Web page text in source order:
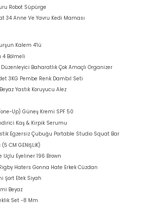
Robot Süpürge
34 Anne Ve Yavru Kedi Maması
Kalem 4'lü
4 Bölmeli
Düzenleyici Baharatlık Çok Amaçlı Organizer
3KG Pembe Renk Dambıl Seti
Yastık Koruyucu Alez
Up) Güneş Kremi SPF 50
Kaş & Kirpik Serumu
Egzersiz Çubuğu Portable Studio Squat Bar
CM GENİŞLİK)
Eyeliner 196 Brown
Haters Gonna Hate Erkek Cüzdan
Şort Etek Siyah
Beyaz
Set -8 Mm